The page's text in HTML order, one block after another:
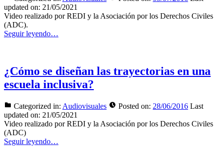
updated on: 21/05/2021
Video realizado por REDI y la Asociación por los Derechos Civiles
(ADC).
Seguir leyendo…
¿Cómo se diseñan las trayectorias en una
escuela inclusiva?
Categorized in: Audiovisuales Posted on: 28/06/2016 Last
updated on: 21/05/2021
Video realizado por REDI y la Asociación por los Derechos Civiles
(ADC)
Seguir leyendo…